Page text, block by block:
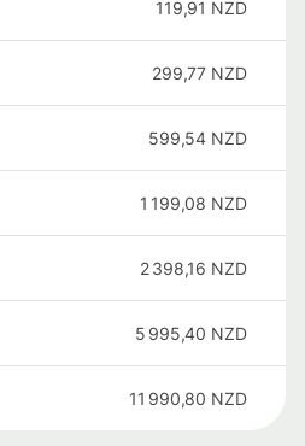
119,91 NZD
299,77 NZD
599,54 NZD
1 199,08 NZD
2 398,16 NZD
5 995,40 NZD
11 990,80 NZD